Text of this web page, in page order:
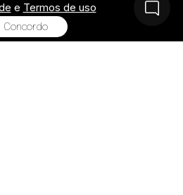
e Termos de uso
Concordo